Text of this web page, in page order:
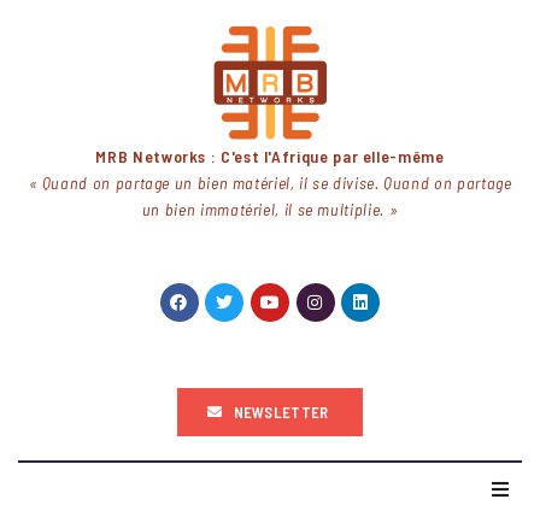
MRB Networks : C'est l'Afrique par elle-même
« Quand on partage un bien matériel, il se divise. Quand on partage
un bien immatériel, il se multiplie. »
NEWSLETTER